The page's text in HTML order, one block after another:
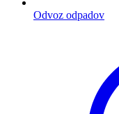
Odvoz odpadov